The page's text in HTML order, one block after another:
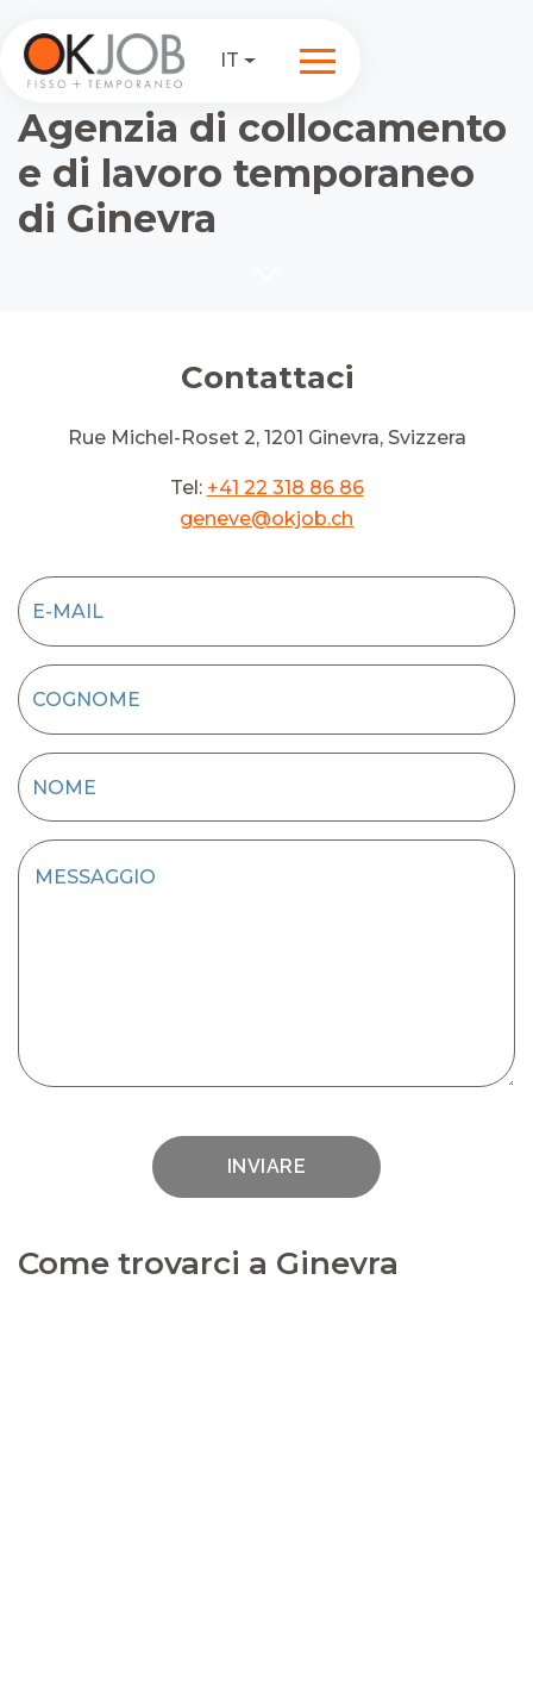
IT
Agenzia di collocamento
e di lavoro temporaneo
di Ginevra
Contattaci
Rue Michel-Roset 2, 1201 Ginevra, Svizzera
Tel: +41 22 318 86 86
geneve@okjob.ch
INVIARE
Come trovarci a Ginevra